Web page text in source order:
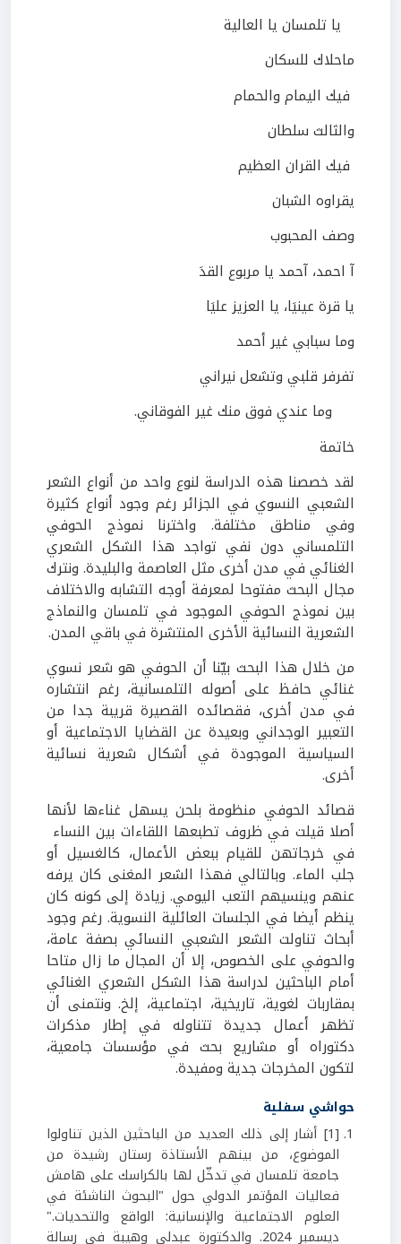
يا تلمسان يا العالية
ماحلاك للسكان
فيك اليمام والحمام
والثالث سلطان
فيك القران العظيم
يقراوه الشبان
وصف المحبوب
آ احمد، آحمد يا مربوع القدَ
يا قرة عينيَا، يا العزيز عليَا
وما سبابي غير أحمد
تفرفر قلبي وتشعل نيراني
وما عندي فوق منك غير الفوقاني.
خاتمة
لقد خصصنا هذه الدراسة لنوع واحد من أنواع الشعر
الشعبي النسوي في الجزائر رغم وجود أنواع كثيرة
وفي مناطق مختلفة. واخترنا نموذج الحوفي
التلمساني دون نفي تواجد هذا الشكل الشعري
الغنائي في مدن أخرى مثل العاصمة والبليدة. ونترك
مجال البحث مفتوحا لمعرفة أوجه التشابه والاختلاف
بين نموذج الحوفي الموجود في تلمسان والنماذج
الشعرية النسائية الأخرى المنتشرة في باقي المدن.
من خلال هذا البحث بيّنا أن الحوفي هو شعر نسوي
غنائي حافظ على أصوله التلمسانية، رغم انتشاره
في مدن أخرى، فقصائده القصيرة قريبة جدا من
التعبير الوجداني وبعيدة عن القضايا الاجتماعية أو
السياسية الموجودة في أشكال شعرية نسائية
أخرى.
قصائد الحوفي منظومة بلحن يسهل غناءها لأنها
أصلا قيلت في ظروف تطبعها اللقاءات بين النساء
في خرجاتهن للقيام ببعض الأعمال، كالغسيل أو
جلب الماء. وبالتالي فهذا الشعر المغنى كان يرفه
عنهم وينسيهم التعب اليومي. زيادة إلى كونه كان
ينظم أيضا في الجلسات العائلية النسوية. رغم وجود
أبحاث تناولت الشعر الشعبي النسائي بصفة عامة،
والحوفي على الخصوص، إلا أن المجال ما زال متاحا
أمام الباحثين لدراسة هذا الشكل الشعري الغنائي
بمقاربات لغوية، تاريخية، اجتماعية، إلخ. ونتمنى أن
تظهر أعمال جديدة تتناوله في إطار مذكرات
دكتوراه أو مشاريع بحث في مؤسسات جامعية،
لتكون المخرجات جدية ومفيدة.
حواشي سفلية
[1] أشار إلى ذلك العديد من الباحثين الذين تناولوا
الموضوع، من بينهم الأستاذة رستان رشيدة من
جامعة تلمسان في تدخّل لها بالكراسك على هامش
فعاليات المؤتمر الدولي حول "البحوث الناشئة في
العلوم الاجتماعية والإنسانية: الواقع والتحديات."
ديسمبر 2024. والدكتورة عبدلي وهيبة في رسالة